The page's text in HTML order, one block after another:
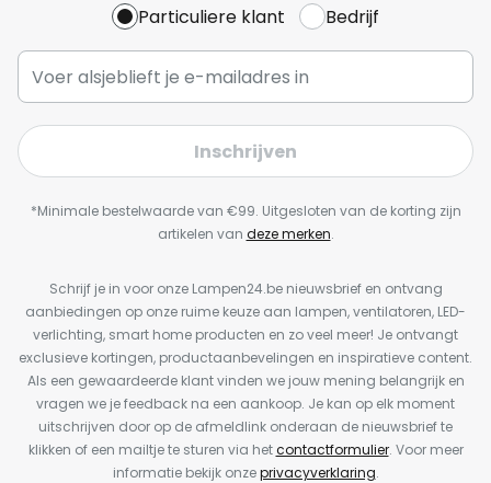
Particuliere klant Bedrijf
Inschrijven
*Minimale bestelwaarde van €99. Uitgesloten van de korting zijn
artikelen van deze merken.
Schrijf je in voor onze Lampen24.be nieuwsbrief en ontvang
aanbiedingen op onze ruime keuze aan lampen, ventilatoren, LED-
verlichting, smart home producten en zo veel meer! Je ontvangt
exclusieve kortingen, productaanbevelingen en inspiratieve content.
Als een gewaardeerde klant vinden we jouw mening belangrijk en
vragen we je feedback na een aankoop. Je kan op elk moment
uitschrijven door op de afmeldlink onderaan de nieuwsbrief te
klikken of een mailtje te sturen via hetcontactformulier. Voor meer
informatie bekijk onzeprivacyverklaring.